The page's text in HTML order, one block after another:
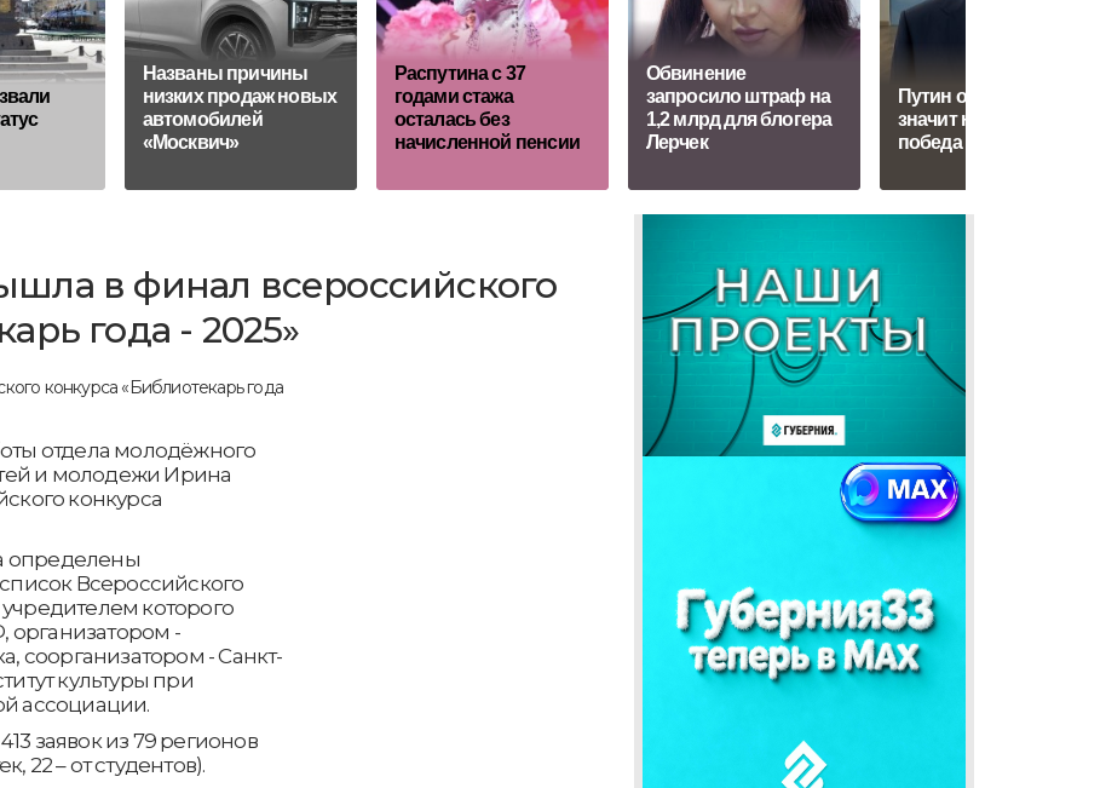
Названы причины
низких продаж новых
автомобилей
«Москвич»
Распутина с 37
годами стажа
осталась без
начисленной пенсии
Обвинение
запросило штраф на
1,2 млрд для блогера
Лерчек
Путин объяснил, что
значит настоящая
победа
в финал всероссийского
года - 2025»
отдела молодёжного
и молодежи Ирина
конкурса
определены
Всероссийского
учредителем которого
организатором -
соорганизатором - Санкт-
культуры при
ассоциации.
заявок из 79 регионов
22 – от студентов).